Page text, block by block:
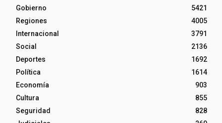
Gobierno
5421
Regiones
4005
Internacional
3791
Social
2136
Deportes
1692
Política
1614
Economía
903
Cultura
855
Seguridad
828